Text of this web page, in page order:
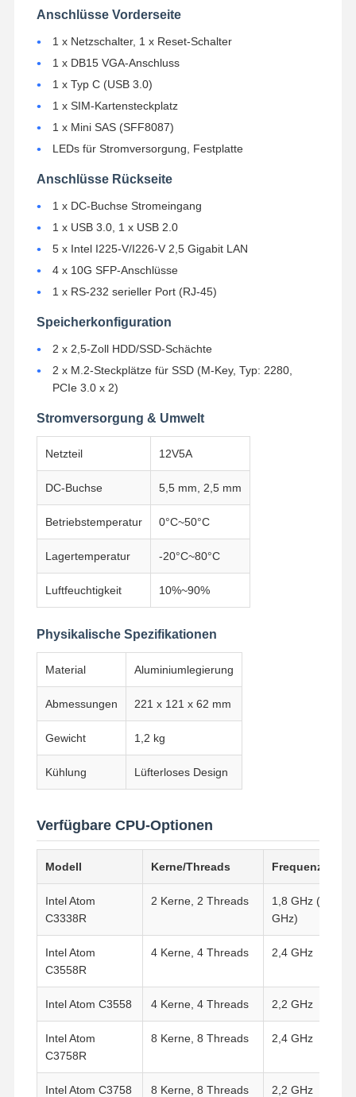
Rolle
Firewall Mini PC
POE-Mini-PC
NAS Mini PC
Celeron Mini PC
Core Mini PC
Office Mini-PC
Industrielles Motherboard
Anschlüsse Vorderseite
1 x Netzschalter, 1 x Reset-Schalter
1 x DB15 VGA-Anschluss
1 x Typ C (USB 3.0)
1 x SIM-Kartensteckplatz
1 x Mini SAS (SFF8087)
LEDs für Stromversorgung, Festplatte
Anschlüsse Rückseite
1 x DC-Buchse Stromeingang
1 x USB 3.0, 1 x USB 2.0
5 x Intel I225-V/I226-V 2,5 Gigabit LAN
4 x 10G SFP-Anschlüsse
1 x RS-232 serieller Port (RJ-45)
Speicherkonfiguration
2 x 2,5-Zoll HDD/SSD-Schächte
2 x M.2-Steckplätze für SSD (M-Key, Typ: 2280,
PCIe 3.0 x 2)
Stromversorgung & Umwelt
Netzteil 12V5A
DC-Buchse 5,5 mm, 2,5 mm
Betriebstemperatur 0°C~50°C
Lagertemperatur -20°C~80°C
Luftfeuchtigkeit 10%~90%
Physikalische Spezifikationen
Material Aluminiumlegierung
Abmessungen 221 x 121 x 62 mm
Gewicht 1,2 kg
Kühlung Lüfterloses Design
Verfügbare CPU-Optionen
Modell Kerne/Threads Frequenz
Intel Atom
C3338R
2 Kerne, 2 Threads
1,8 GHz (Turbo
GHz)
Intel Atom
C3558R
4 Kerne, 4 Threads 2,4 GHz
Intel Atom C3558 4 Kerne, 4 Threads 2,2 GHz
Intel Atom
C3758R
8 Kerne, 8 Threads 2,4 GHz
Intel Atom C3758 8 Kerne, 8 Threads 2,2 GHz